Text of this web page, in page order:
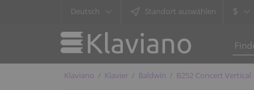
Deutsch Standort auswählen $
Klaviano Klavier Baldwin B252 Concert Vertical